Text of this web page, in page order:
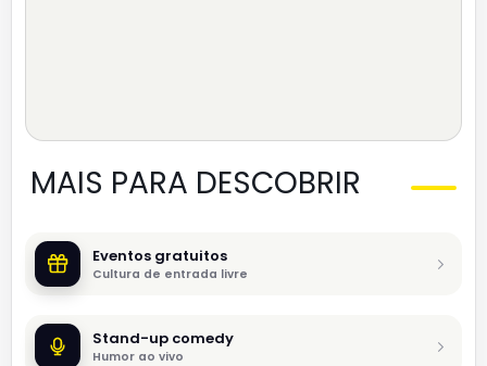
MAIS PARA DESCOBRIR
Eventos gratuitos
Cultura de entrada livre
Stand-up comedy
Humor ao vivo